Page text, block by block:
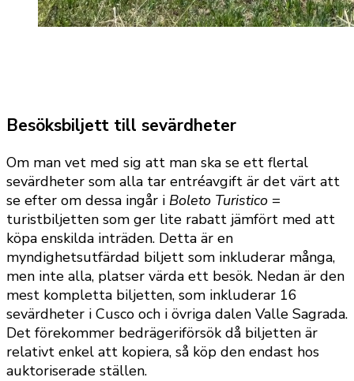
Besöksbiljett till sevärdheter
Om man vet med sig att man ska se ett flertal
sevärdheter som alla tar entréavgift är det värt att
se efter om dessa ingår i Boleto Turistico =
turistbiljetten som ger lite rabatt jämfört med att
köpa enskilda inträden. Detta är en
myndighetsutfärdad biljett som inkluderar många,
men inte alla, platser värda ett besök. Nedan är den
mest kompletta biljetten, som inkluderar 16
sevärdheter i Cusco och i övriga dalen Valle Sagrada.
Det förekommer bedrägeriförsök då biljetten är
relativt enkel att kopiera, så köp den endast hos
auktoriserade ställen.